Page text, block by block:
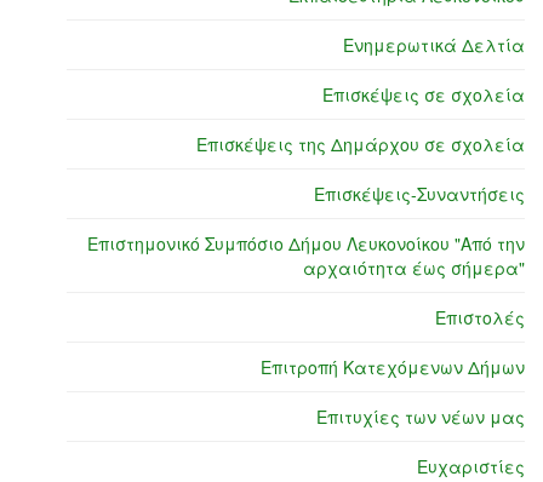
Ενημερωτικά Δελτία
Επισκέψεις σε σχολεία
Επισκέψεις της Δημάρχου σε σχολεία
Επισκέψεις-Συναντήσεις
Επιστημονικό Συμπόσιο Δήμου Λευκονοίκου "Από την
αρχαιότητα έως σήμερα"
Επιστολές
Επιτροπή Κατεχόμενων Δήμων
Επιτυχίες των νέων μας
Ευχαριστίες